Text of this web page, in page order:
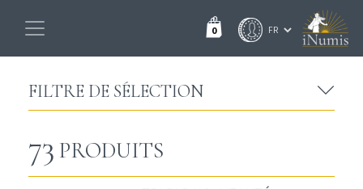
0
FILTRE DE SÉLECTION
73 PRODUITS